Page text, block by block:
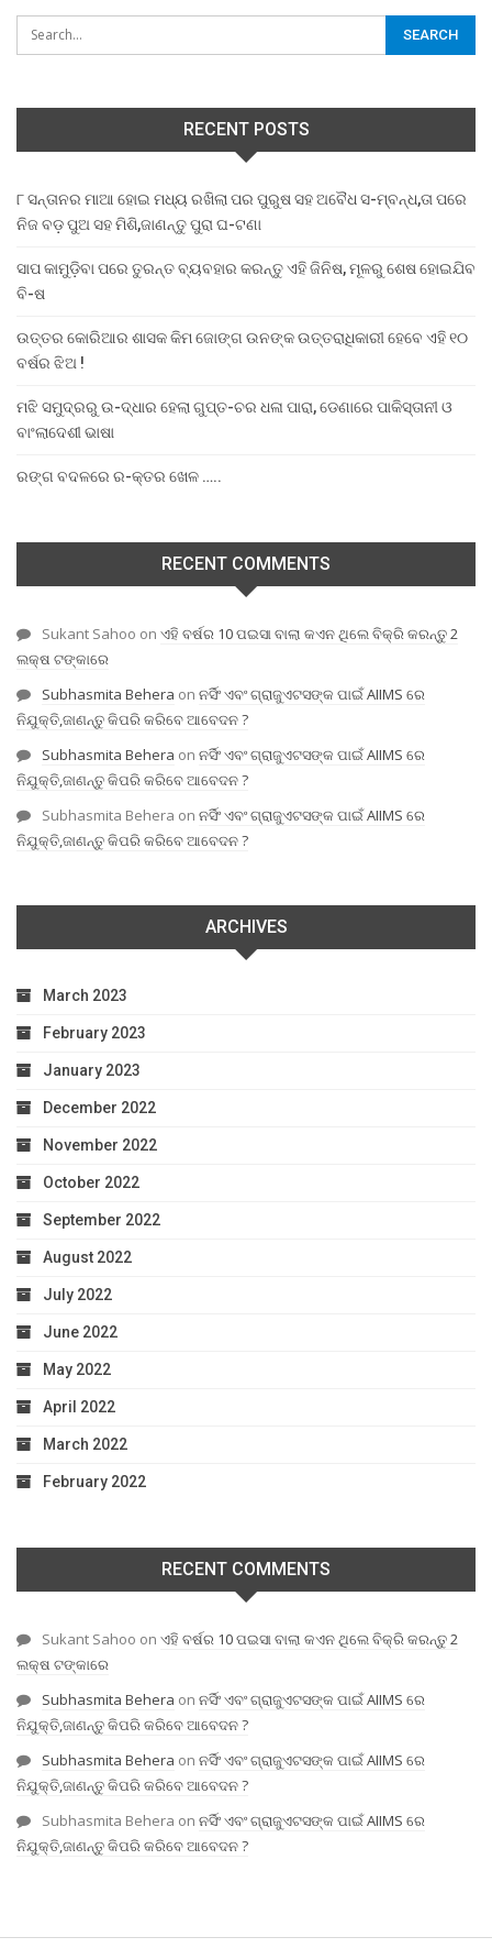
RECENT POSTS
୮ ସନ୍ତାନର ମାଆ ହୋଇ ମଧ୍ୟ ରଖିଲା ପର ପୁରୁଷ ସହ ଅବୈଧ ସ-ମ୍ବନ୍ଧ,ତା ପରେ
ନିଜ ବଡ଼ ପୁଅ ସହ ମିଶି,ଜାଣନ୍ତୁ ପୁରା ଘ-ଟଣା
ସାପ କାମୁଡ଼ିବା ପରେ ତୁରନ୍ତ ବ୍ୟବହାର କରନ୍ତୁ ଏହି ଜିନିଷ, ମୂଳରୁ ଶେଷ ହୋଇଯିବ
ବି-ଷ
ଉତ୍ତର କୋରିଆର ଶାସକ କିମ ଜୋଙ୍ଗ ଉନଙ୍କ ଉତ୍ତରାଧିକାରୀ ହେବେ ଏହି ୧୦
ବର୍ଷର ଝିଅ !
ମଝି ସମୁଦ୍ରରୁ ଉ-ଦ୍ଧାର ହେଲା ଗୁପ୍ତ-ଚର ଧଳା ପାରା, ଡେଣାରେ ପାକିସ୍ତାନୀ ଓ
ବାଂଲାଦେଶୀ ଭାଷା
ରଙ୍ଗ ବଦଳରେ ର-କ୍ତର ଖେଳ …..
RECENT COMMENTS
Sukant Sahoo on ଏହି ବର୍ଷର 10 ପଇସା ବାଲା କଏନ ଥିଲେ ବିକ୍ରି କରନ୍ତୁ 2
ଲକ୍ଷ ଟଙ୍କାରେ
Subhasmita Behera on ନର୍ସିଂ ଏବଂ ଗ୍ରାଜୁଏଟସଙ୍କ ପାଇଁ AIIMS ରେ
ନିଯୁକ୍ତି,ଜାଣନ୍ତୁ କିପରି କରିବେ ଆବେଦନ ?
Subhasmita Behera on ନର୍ସିଂ ଏବଂ ଗ୍ରାଜୁଏଟସଙ୍କ ପାଇଁ AIIMS ରେ
ନିଯୁକ୍ତି,ଜାଣନ୍ତୁ କିପରି କରିବେ ଆବେଦନ ?
Subhasmita Behera on ନର୍ସିଂ ଏବଂ ଗ୍ରାଜୁଏଟସଙ୍କ ପାଇଁ AIIMS ରେ
ନିଯୁକ୍ତି,ଜାଣନ୍ତୁ କିପରି କରିବେ ଆବେଦନ ?
ARCHIVES
March 2023
February 2023
January 2023
December 2022
November 2022
October 2022
September 2022
August 2022
July 2022
June 2022
May 2022
April 2022
March 2022
February 2022
RECENT COMMENTS
Sukant Sahoo on ଏହି ବର୍ଷର 10 ପଇସା ବାଲା କଏନ ଥିଲେ ବିକ୍ରି କରନ୍ତୁ 2
ଲକ୍ଷ ଟଙ୍କାରେ
Subhasmita Behera on ନର୍ସିଂ ଏବଂ ଗ୍ରାଜୁଏଟସଙ୍କ ପାଇଁ AIIMS ରେ
ନିଯୁକ୍ତି,ଜାଣନ୍ତୁ କିପରି କରିବେ ଆବେଦନ ?
Subhasmita Behera on ନର୍ସିଂ ଏବଂ ଗ୍ରାଜୁଏଟସଙ୍କ ପାଇଁ AIIMS ରେ
ନିଯୁକ୍ତି,ଜାଣନ୍ତୁ କିପରି କରିବେ ଆବେଦନ ?
Subhasmita Behera on ନର୍ସିଂ ଏବଂ ଗ୍ରାଜୁଏଟସଙ୍କ ପାଇଁ AIIMS ରେ
ନିଯୁକ୍ତି,ଜାଣନ୍ତୁ କିପରି କରିବେ ଆବେଦନ ?